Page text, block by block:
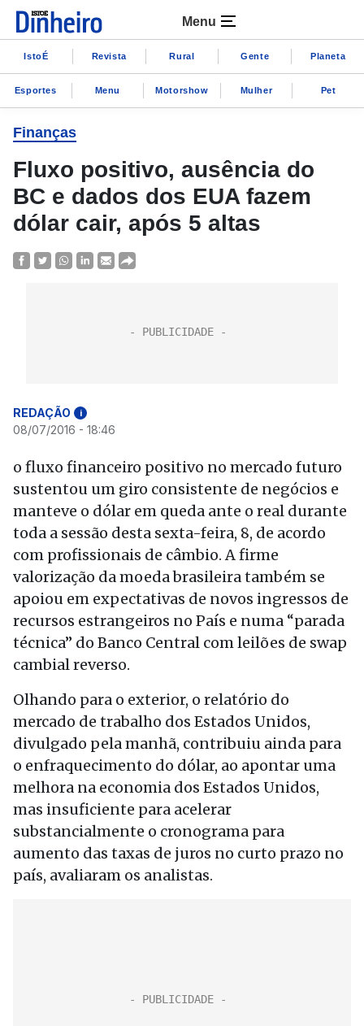
Menu
IstoÉ Revista Rural Gente Planeta
Esportes Menu Motorshow Mulher Pet
Finanças
Fluxo positivo, ausência do
BC e dados dos EUA fazem
dólar cair, após 5 altas
REDAÇÃO i
08/07/2016 - 18:46
o fluxo financeiro positivo no mercado futuro
sustentou um giro consistente de negócios e
manteve o dólar em queda ante o real durante
toda a sessão desta sexta-feira, 8, de acordo
com profissionais de câmbio. A firme
valorização da moeda brasileira também se
apoiou em expectativas de novos ingressos de
recursos estrangeiros no País e numa “parada
técnica” do Banco Central com leilões de swap
cambial reverso.
Olhando para o exterior, o relatório do
mercado de trabalho dos Estados Unidos,
divulgado pela manhã, contribuiu ainda para
o enfraquecimento do dólar, ao apontar uma
melhora na economia dos Estados Unidos,
mas insuficiente para acelerar
substancialmente o cronograma para
aumento das taxas de juros no curto prazo no
país, avaliaram os analistas.